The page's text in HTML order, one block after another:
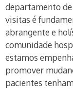
departamento de
visitas é
abrangente e
comunidade
estamos
promover
pacientes